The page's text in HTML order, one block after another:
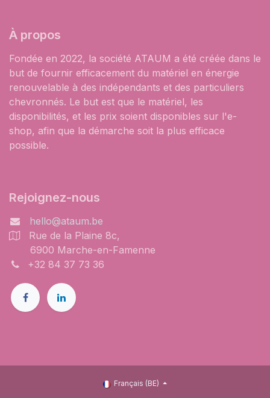
À propos
Fondée en 2022, la société ATAUM a été créée dans le
but de fournir efficacement du matériel en énergie
renouvelable à des indépendants et des particuliers
chevronnés. Le but est que le matériel, les
disponibilités, et les prix soient disponibles sur l'e-
shop, afin que la démarche soit la plus efficace
possible.
Rejoignez-nous
hello@ataum.be
Rue de la Plaine 8c,
6900 Marche-en-Famenne
+32 84 37 73 36
Français (BE)